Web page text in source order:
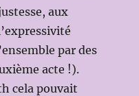
aux
par des
acte !).
cela pouvait